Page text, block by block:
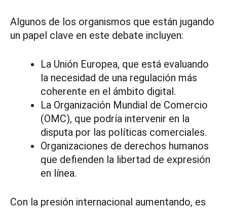
Algunos de los organismos que están jugando
un papel clave en este debate incluyen:
La Unión Europea, que está evaluando
la necesidad de una regulación más
coherente en el ámbito digital.
La Organización Mundial de Comercio
(OMC), que podría intervenir en la
disputa por las políticas comerciales.
Organizaciones de derechos humanos
que defienden la libertad de expresión
en línea.
Con la presión internacional aumentando, es